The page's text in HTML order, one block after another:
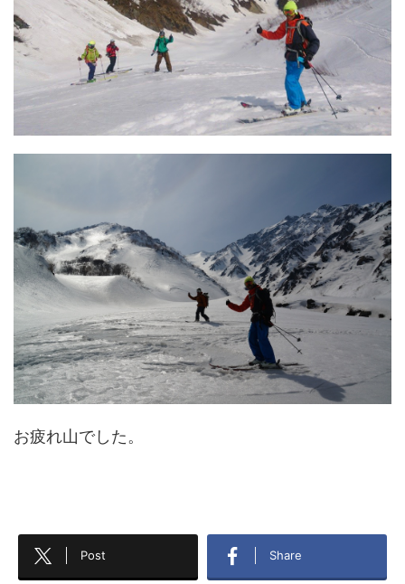
お疲れ山でした。
Post Share